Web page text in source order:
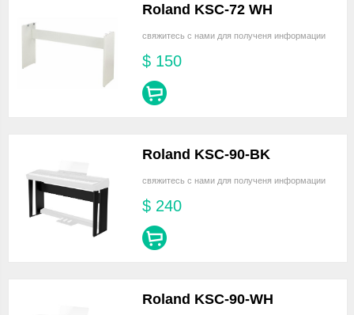
Roland KSC-72 WH
свяжитесь с нами для полученя информации
$ 150
Roland KSC-90-BK
свяжитесь с нами для полученя информации
$ 240
Roland KSC-90-WH